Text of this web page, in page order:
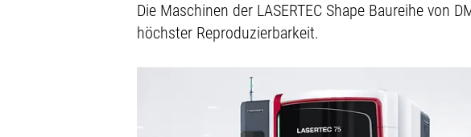
Die Maschinen der LASERTEC Shape Baureihe von
höchster Reproduzierbarkeit.